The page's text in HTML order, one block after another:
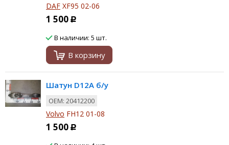
DAF XF95 02-06
1 500 Р
В наличии: 5 шт.
В корзину
Шатун D12A б/у
ОЕМ: 20412200
Volvo FH12 01-08
1 500 Р